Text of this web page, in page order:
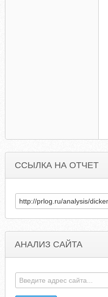
ССЫЛКА НА ОТЧЕТ
АНАЛИЗ САЙТА